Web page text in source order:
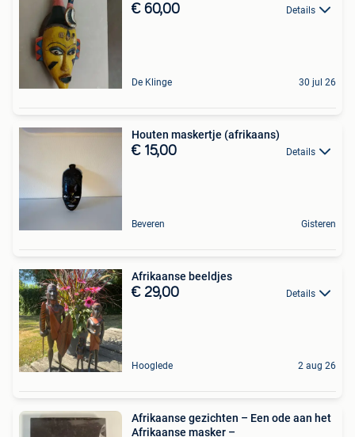
€ 60,00 Details
De Klinge 30 jul 26
Houten maskertje (afrikaans)
€ 15,00 Details
Beveren Gisteren
Afrikaanse beeldjes
€ 29,00 Details
Hooglede 2 aug 26
Afrikaanse gezichten – Een ode aan het
Afrikaanse masker –